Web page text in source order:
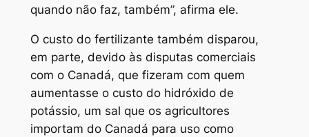
quando não faz, também”, afirma ele.
O custo do fertilizante também disparou,
em parte, devido às disputas comerciais
com o Canadá, que fizeram com quem
aumentasse o custo do hidróxido de
potássio, um sal que os agricultores
importam do Canadá para uso como